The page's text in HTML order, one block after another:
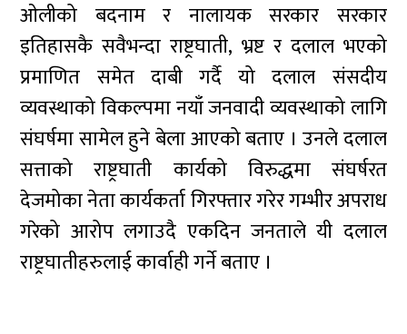
ओलीको बदनाम र नालायक सरकार सरकार
इतिहासकै सवैभन्दा राष्ट्रघाती, भ्रष्ट र दलाल भएको
प्रमाणित समेत दाबी गर्दै यो दलाल संसदीय
व्यवस्थाको विकल्पमा नयाँ जनवादी व्यवस्थाको लागि
संघर्षमा सामेल हुने बेला आएको बताए । उनले दलाल
सत्ताको राष्ट्रघाती कार्यको विरुद्धमा संघर्षरत
देजमोका नेता कार्यकर्ता गिरफ्तार गरेर गम्भीर अपराध
गरेको आरोप लगाउदै एकदिन जनताले यी दलाल
राष्ट्रघातीहरुलाई कार्वाही गर्ने बताए ।